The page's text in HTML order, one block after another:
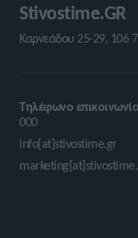
Stivostime.GR
Καρνεάδου 25-29, 106
Τηλέφωνο
000
info[at]stivostime.gr